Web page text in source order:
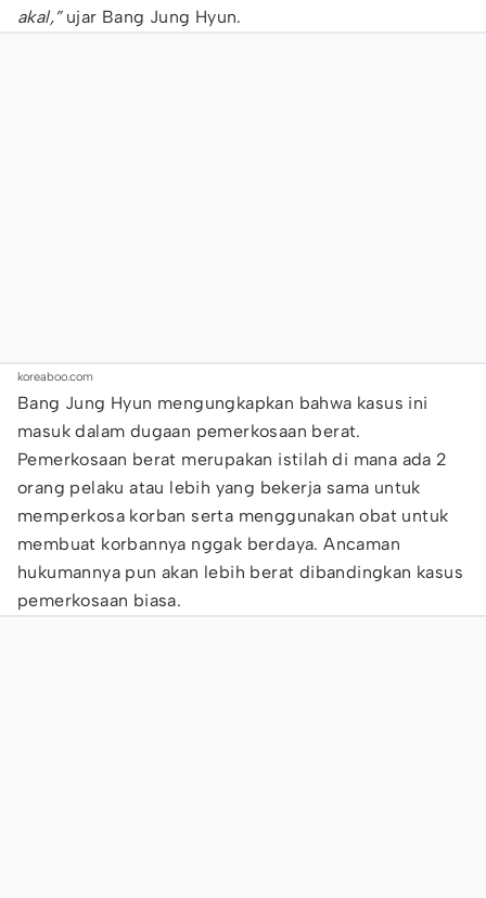
akal,”ujar Bang Jung Hyun.
koreaboo.com
Bang Jung Hyun mengungkapkan bahwa kasus ini
masuk dalam dugaan pemerkosaan berat.
Pemerkosaan berat merupakan istilah di mana ada 2
orang pelaku atau lebih yang bekerja sama untuk
memperkosa korban serta menggunakan obat untuk
membuat korbannya nggak berdaya. Ancaman
hukumannya pun akan lebih berat dibandingkan kasus
pemerkosaan biasa.